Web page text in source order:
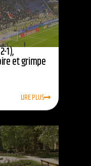
1),
et grimpe
LIRE PLUS